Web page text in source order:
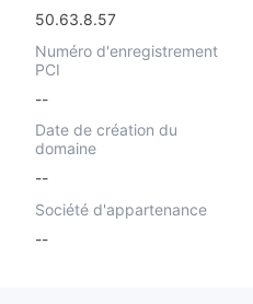
50.63.8.57
Numéro d'enregistrement
PCI
--
Date de création du
domaine
--
Société d'appartenance
--